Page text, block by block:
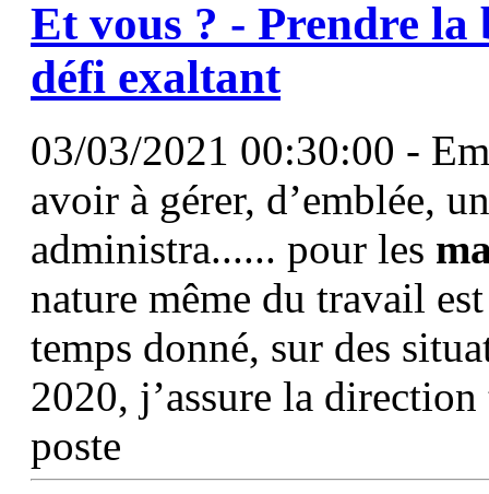
Et vous ? - Prendre la
défi exaltant
03/03/2021 00:30:00 -
avoir à gérer, d’emblée,
administra...... pour les
nature même du travail
temps donné, sur des
2020, j’assure la
poste